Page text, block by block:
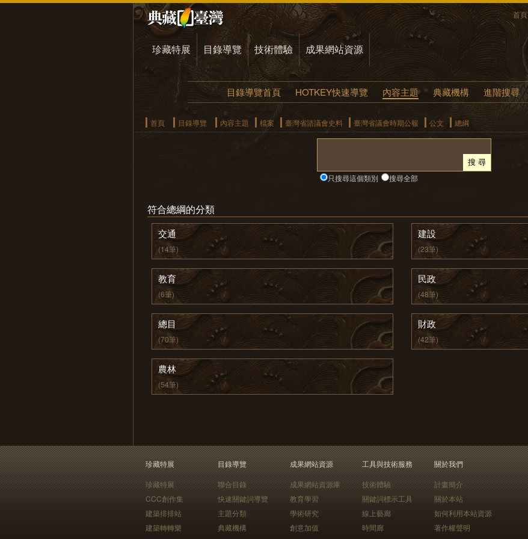
首頁
珍藏特展 目錄導覽 技術體驗 成果網站資源
目錄導覽首頁 HOTKEY快速導覽 內容主題 典藏機構 進階搜尋
首頁 目錄導覽 內容主題 檔案 臺灣省諮議會史料 臺灣省議會時期公報 公文 總綱
只搜尋這個類別 搜尋全部
符合總綱的分類
交通
(14筆)
建設
(23筆)
教育
(6筆)
民政
(48筆)
總目
(70筆)
財政
(42筆)
農林
(54筆)
珍藏特展
珍藏特展
CCC創作集
建築排排站
建築轉轉樂
目錄導覽
聯合目錄
快速關鍵詞導覽
主題分類
典藏機構
成果網站資源
成果網站資源庫
教育學習
學術研究
創意加值
工具與技術服務
技術體驗
關鍵詞標示工具
線上藝廊
時間廊
關於我們
計畫簡介
關於本站
如何利用本站資源
著作權聲明